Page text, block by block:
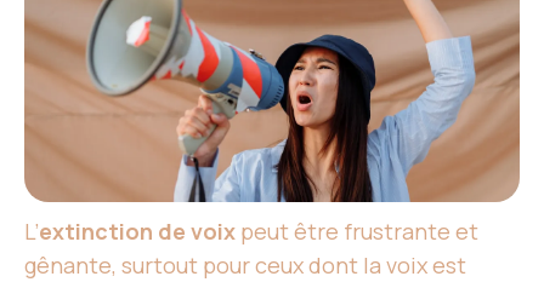
L’extinction de voix peut être frustrante et
gênante, surtout pour ceux dont la voix est